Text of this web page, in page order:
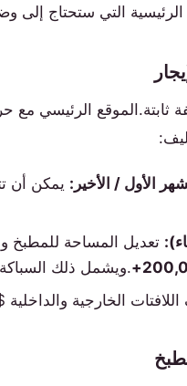
التي ستحتاج
ثابتة.الموقع الرئيسي
الأول / الأخير:
تعديل المساحة للمطبخ
.ويشمل ذلك السباكة
الخارجية والداخلية $3000 -